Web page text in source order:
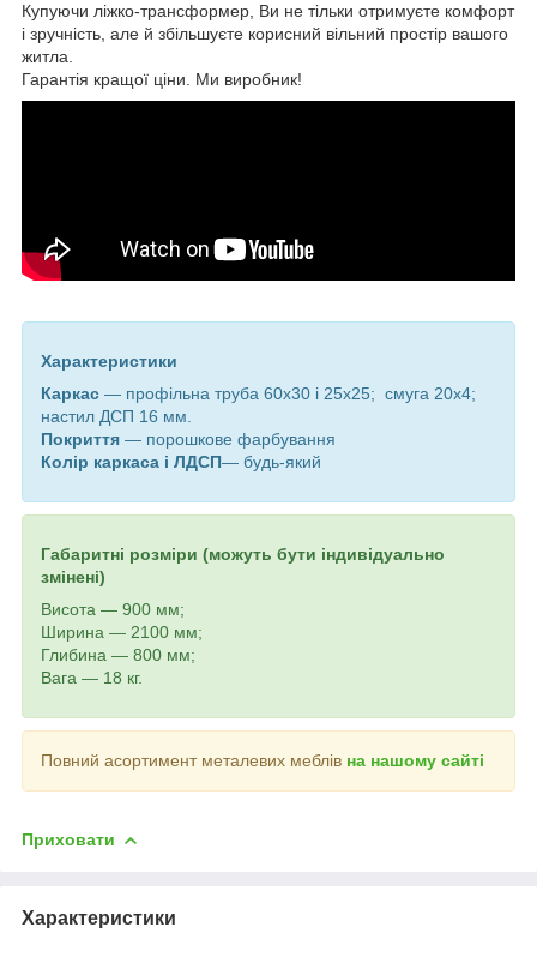
Купуючи ліжко-трансформер, Ви не тільки отримуєте комфорт
і зручність, але й збільшуєте корисний вільний простір вашого
житла.
Гарантія кращої ціни. Ми виробник!
Характеристики
Каркас — профільна труба 60х30 і 25х25; смуга 20х4;
настил ДСП 16 мм.
Покриття — порошкове фарбування
Колір каркаса і ЛДСП— будь-який
Габаритні розміри (можуть бути індивідуально
змінені)
Висота — 900 мм;
Ширина — 2100 мм;
Глибина — 800 мм;
Вага — 18 кг.
Повний асортимент металевих меблів на нашому сайті
Приховати
Характеристики